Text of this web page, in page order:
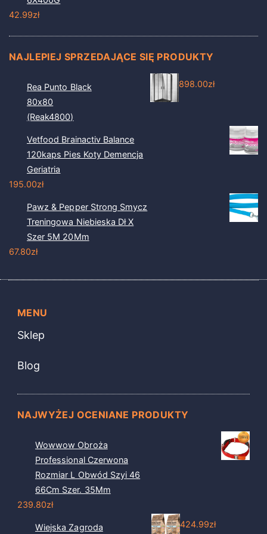
42.99zł
NAJLEPIEJ SPRZEDAJĄCE SIĘ PRODUKTY
Rea Punto Black
80x80
(Reak4800)
898.00zł
Vetfood Brainactiv Balance
120kaps Pies Koty Demencja
Geriatria
195.00zł
Pawz & Pepper Strong Smycz
Treningowa Niebieska Dł X
Szer 5M 20Mm
67.80zł
MENU
Sklep
Blog
NAJWYŻEJ OCENIANE PRODUKTY
Wowwow Obroża
Professional Czerwona
Rozmiar L Obwód Szyi 46
66Cm Szer. 35Mm
239.80zł
Wiejska Zagroda 424.99zł